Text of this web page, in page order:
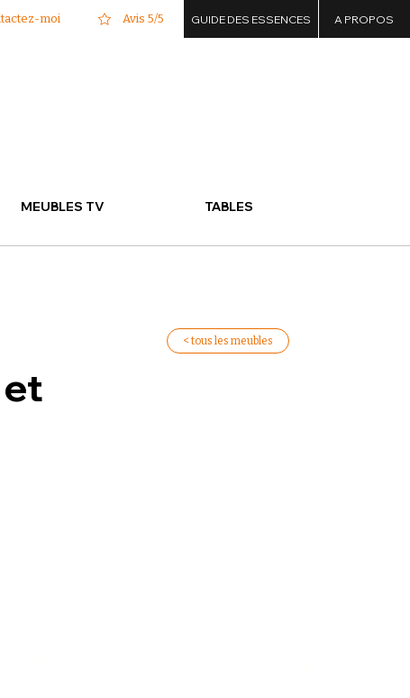
moi Avis 5/5 GUIDE DES ESSENCES A PROPOS
MEUBLES TV TABLES
< tous les meubles